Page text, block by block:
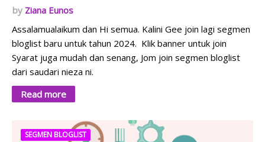
Ziana Eunos
Assalamualaikum dan Hi semua. Kalini Gee join lagi segmen
bloglist baru untuk tahun 2024. Klik banner untuk join
Syarat juga mudah dan senang, Jom join segmen bloglist
dari saudari nieza ni.
Read more
SEGMEN BLOGLIST